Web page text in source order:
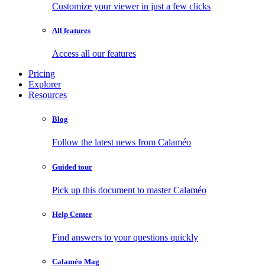
Customize your viewer in just a few clicks
All features
Access all our features
Pricing
Explorer
Resources
Blog
Follow the latest news from Calaméo
Guided tour
Pick up this document to master Calaméo
Help Center
Find answers to your questions quickly
Calaméo Mag